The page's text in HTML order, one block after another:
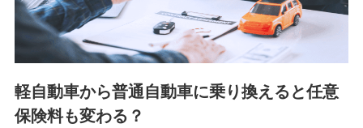
ssi.co.jp/)
SBIリスタ少額短期保険会社
(https://www.jishin.co.jp/)
スマートプラス少額短期保険株式会社
チューリッヒ少額短期保険株式会社
(https://www.zurichssi.co.jp/)
軽自動車から普通自動車に乗り換えると任意
保険料も変わる？